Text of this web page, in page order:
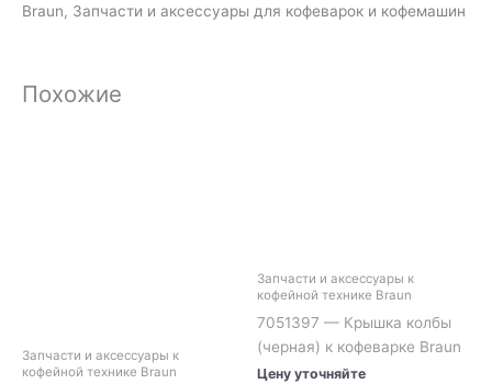
Braun, Запчасти и аксессуары для кофеварок и кофемашин
Похожие
Запчасти и аксессуары к
кофейной технике Braun
Запчасти и аксессуары к
кофейной технике Braun
7051397 — Крышка колбы
(черная) к кофеварке Braun
Цену уточняйте